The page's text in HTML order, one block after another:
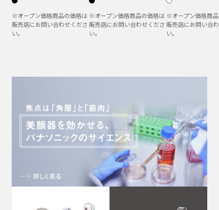
※オープン価格商品の価格は
販売店にお問い合わせくださ
い。
※オープン価格商品の価格は
販売店にお問い合わせくださ
い。
※オープン価格商
販売店にお問い合
い。